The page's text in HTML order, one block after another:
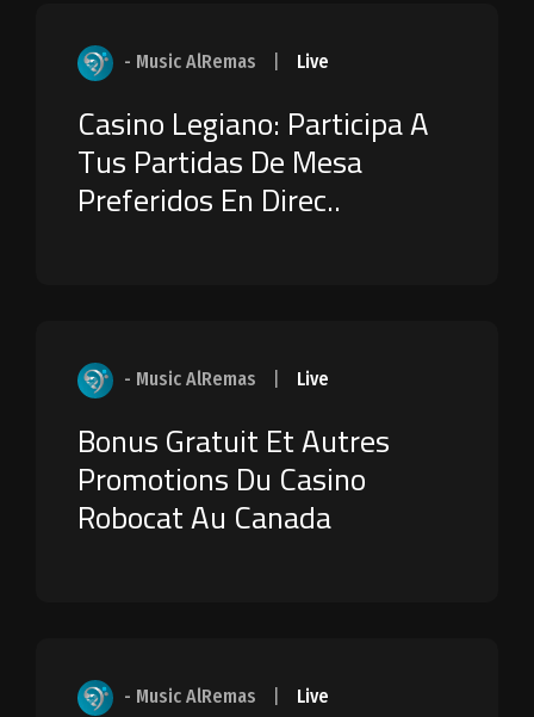
- Music AlRemas Live
Casino Legiano: Participa A
Tus Partidas De Mesa
Preferidos En Direc..
- Music AlRemas Live
Bonus Gratuit Et Autres
Promotions Du Casino
Robocat Au Canada
- Music AlRemas Live